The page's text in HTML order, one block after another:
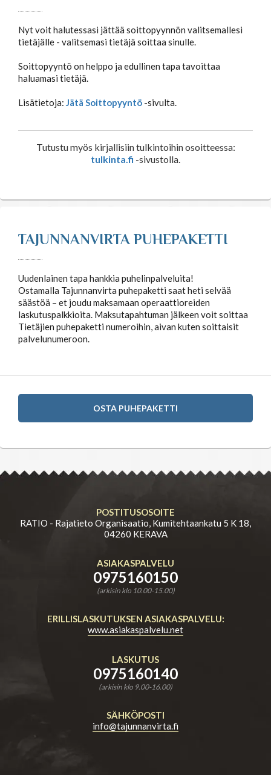
Nyt voit halutessasi jättää soittopyynnön valitsemallesi
tietäjälle - valitsemasi tietäjä soittaa sinulle.
Soittopyyntö on helppo ja edullinen tapa tavoittaa
haluamasi tietäjä.
Lisätietoja: Jätä Soittopyyntö -sivulta.
Tutustu myös kirjallisiin tulkintoihin osoitteessa:
tulkinta.fi -sivustolla.
TAJUNNANVIRTA PUHEPAKETTI
Uudenlainen tapa hankkia puhelinpalveluita!
Ostamalla Tajunnanvirta puhepaketti saat heti selvää
säästöä – et joudu maksamaan operaattioreiden
laskutuspalkkioita. Maksutapahtuman jälkeen voit soittaa
Tietäjien puhepaketti numeroihin, aivan kuten soittaisit
palvelunumeroon.
OSTA PUHEPAKETTI
POSTITUSOSOITE
RATIO - Rajatieto Organisaatio, Kumitehtaankatu 5 K 18,
04260 KERAVA
ASIAKASPALVELU
0975160150
(arkisin klo 10.00-15.00)
ERILLISLASKUTUKSEN ASIAKASPALVELU:
www.asiakaspalvelu.net
LASKUTUS
0975160140
(arkisin klo 9.00-16.00)
SÄHKÖPOSTI
info@tajunnanvirta.fi